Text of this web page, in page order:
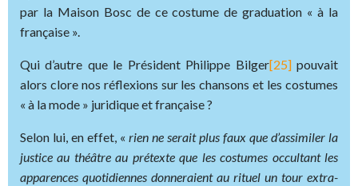
par la Maison Bosc de ce costume de graduation « à la
française ».
Qui d’autre que le Président Philippe Bilger[25]pouvait
alors clore nos réflexions sur les chansons et les costumes
« à la mode » juridique et française ?
Selon lui, en effet, « rien ne serait plus faux que d’assimiler la
justice au théâtre au prétexte que les costumes occultant les
apparences quotidiennes donneraient au rituel un tour extra-